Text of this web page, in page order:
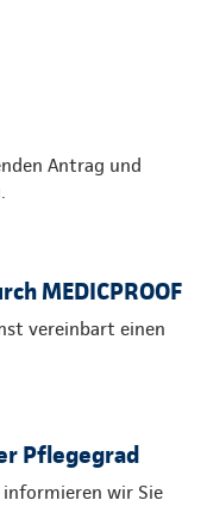
Antrag und
MEDICPROOF
vereinbart einen
Pflegegrad
wir Sie